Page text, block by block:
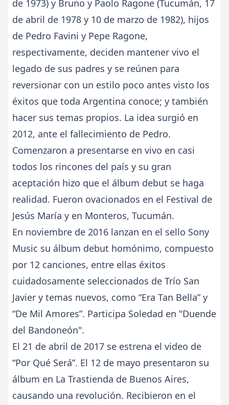
de 1973) y Bruno y Paolo Ragone (Tucumán, 17
de abril de 1978 y 10 de marzo de 1982), hijos
de Pedro Favini y Pepe Ragone,
respectivamente, deciden mantener vivo el
legado de sus padres y se reúnen para
reversionar con un estilo poco antes visto los
éxitos que toda Argentina conoce; y también
hacer sus temas propios. La idea surgió en
2012, ante el fallecimiento de Pedro.
Comenzaron a presentarse en vivo en casi
todos los rincones del país y su gran
aceptación hizo que el álbum debut se haga
realidad. Fueron ovacionados en el Festival de
Jesús María y en Monteros, Tucumán.
En noviembre de 2016 lanzan en el sello Sony
Music su álbum debut homónimo, compuesto
por 12 canciones, entre ellas éxitos
cuidadosamente seleccionados de Trío San
Javier y temas nuevos, como “Era Tan Bella” y
“De Mil Amores”. Participa Soledad en "Duende
del Bandoneón".
El 21 de abril de 2017 se estrena el video de
“Por Qué Será”. El 12 de mayo presentaron su
álbum en La Trastienda de Buenos Aires,
causando una revolución. Recibieron en el